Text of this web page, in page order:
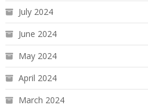
July 2024
June 2024
May 2024
April 2024
March 2024